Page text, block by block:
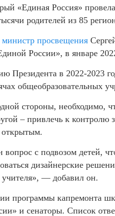
«Единая Россия»
родителей из 85
просвещения
России», в январе
Президента в 2022-2023
общеобразовательных
стороны, необходимо,
– привлечь к контролю
открытым.
вопрос с подвозом детей,
дизайнерские
— добавил он.
программы капремонта
и сенаторы. Список